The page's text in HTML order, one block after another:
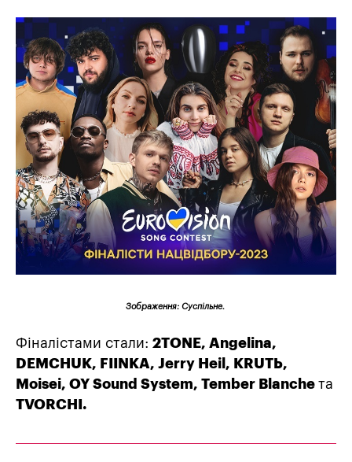
Зображення: Суспільне.
Фіналістами стали: 2TONE, Angelina,
DEMCHUK, FIINKA, Jerry Heil, KRUT Ь,
Moisei, OY Sound System, Tember Blanche та
TVORCHI.